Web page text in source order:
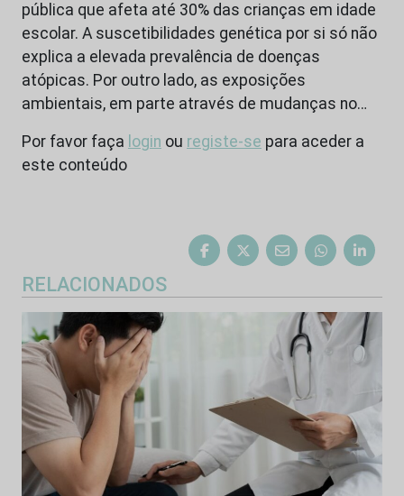
pública que afeta até 30% das crianças em idade
escolar. A suscetibilidades genética por si só não
explica a elevada prevalência de doenças
atópicas. Por outro lado, as exposições
ambientais, em parte através de mudanças no…
Por favor faça login ou registe-se para aceder a
este conteúdo
RELACIONADOS